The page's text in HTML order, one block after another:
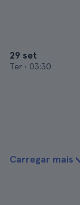
29 set
Ter • 03:30
Carregar mais